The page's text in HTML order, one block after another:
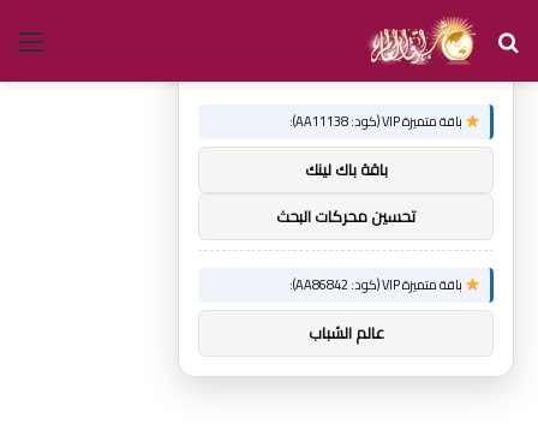
بحث
عن
توصيات :
باقة متميزة VIP (كود: AA11138):
باقة باك لينك
تحسين محركات البحث
باقة متميزة VIP (كود: AA86842):
عالم الشباب